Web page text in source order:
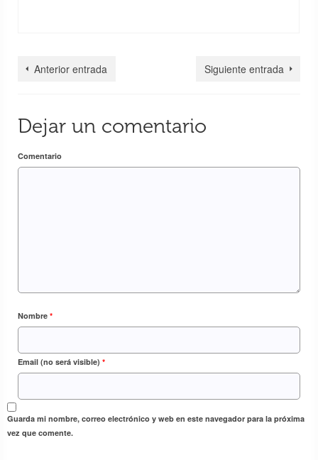
Anterior entrada Siguiente entrada
Dejar un comentario
Comentario
Nombre *
Email (no será visible) *
Guarda mi nombre, correo electrónico y web en este navegador para la próxima
vez que comente.